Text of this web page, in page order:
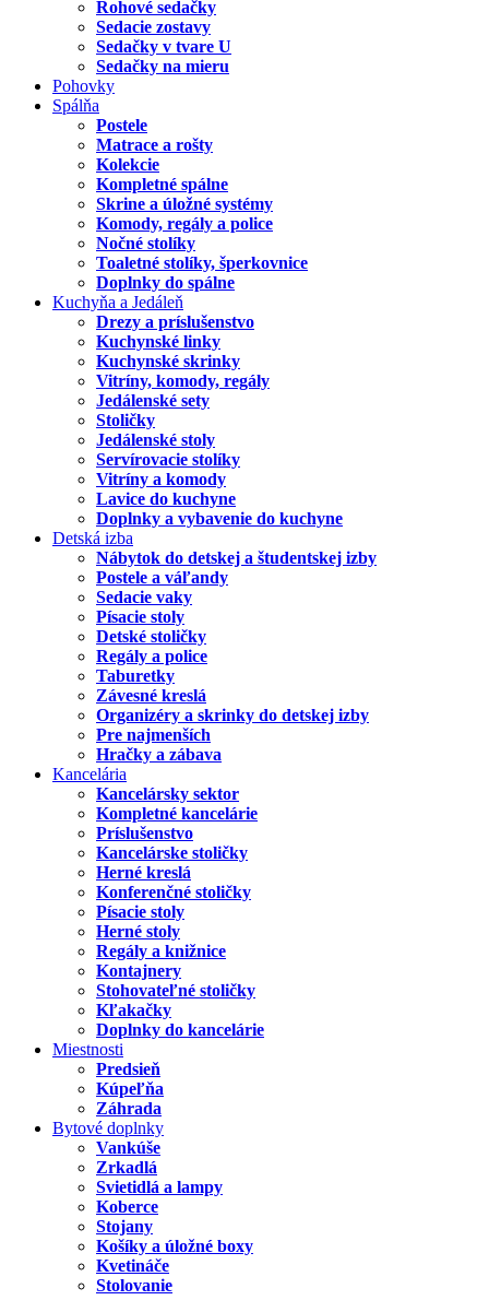
Rohové sedačky
Sedacie zostavy
Sedačky v tvare U
Sedačky na mieru
Pohovky
Spálňa
Postele
Matrace a rošty
Kolekcie
Kompletné spálne
Skrine a úložné systémy
Komody, regály a police
Nočné stolíky
Toaletné stolíky, šperkovnice
Doplnky do spálne
Kuchyňa a Jedáleň
Drezy a príslušenstvo
Kuchynské linky
Kuchynské skrinky
Vitríny, komody, regály
Jedálenské sety
Stoličky
Jedálenské stoly
Servírovacie stolíky
Vitríny a komody
Lavice do kuchyne
Doplnky a vybavenie do kuchyne
Detská izba
Nábytok do detskej a študentskej izby
Postele a váľandy
Sedacie vaky
Písacie stoly
Detské stoličky
Regály a police
Taburetky
Závesné kreslá
Organizéry a skrinky do detskej izby
Pre najmenších
Hračky a zábava
Kancelária
Kancelársky sektor
Kompletné kancelárie
Príslušenstvo
Kancelárske stoličky
Herné kreslá
Konferenčné stoličky
Písacie stoly
Herné stoly
Regály a knižnice
Kontajnery
Stohovateľné stoličky
Kľakačky
Doplnky do kancelárie
Miestnosti
Predsieň
Kúpeľňa
Záhrada
Bytové doplnky
Vankúše
Zrkadlá
Svietidlá a lampy
Koberce
Stojany
Košíky a úložné boxy
Kvetináče
Stolovanie